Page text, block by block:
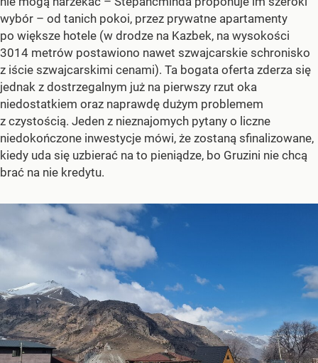
wybór – od tanich pokoi, przez prywatne apartamenty
po większe hotele (w drodze na Kazbek, na wysokości
3014 metrów postawiono nawet szwajcarskie schronisko
z iście szwajcarskimi cenami). Ta bogata oferta zderza się
jednak z dostrzegalnym już na pierwszy rzut oka
niedostatkiem oraz naprawdę dużym problemem
z czystością. Jeden z nieznajomych pytany o liczne
niedokończone inwestycje mówi, że zostaną sfinalizowane,
kiedy uda się uzbierać na to pieniądze, bo Gruzini nie chcą
brać na nie kredytu.